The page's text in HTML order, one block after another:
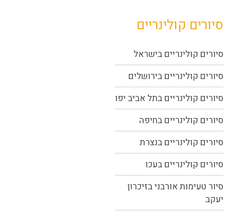
סיורים קולינריים
סיורים קולינריים בישראל
סיורים קולינריים בירושלים
סיורים קולינריים בתל אביב יפו
סיורים קולינריים בחיפה
סיורים קולינריים בנצרת
סיורים קולינריים בעכו
סיור טעימות אורבני בזיכרון
יעקב